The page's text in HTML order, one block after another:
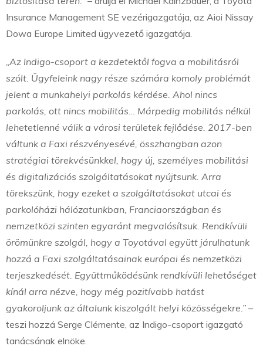
Insurance Management SE vezérigazgatója, az Aioi Nissay
Dowa Europe Limited ügyvezető igazgatója.
„Az Indigo-csoport a kezdetektől fogva a mobilitásról
szólt. Ügyfeleink nagy része számára komoly problémát
jelent a munkahelyi parkolás kérdése. Ahol nincs
parkolás, ott nincs mobilitás… Márpedig mobilitás nélkül
lehetetlenné válik a városi területek fejlődése. 2017-ben
váltunk a Faxi részvényesévé, összhangban azon
stratégiai törekvésünkkel, hogy új, személyes mobilitási
és digitalizációs szolgáltatásokat nyújtsunk. Arra
törekszünk, hogy ezeket a szolgáltatásokat utcai és
parkolóházi hálózatunkban, Franciaországban és
nemzetközi szinten egyaránt megvalósítsuk. Rendkívüli
örömünkre szolgál, hogy a Toyotával együtt járulhatunk
hozzá a Faxi szolgáltatásainak európai és nemzetközi
terjeszkedését. Együttműködésünk rendkívüli lehetőséget
kínál arra nézve, hogy még pozitívabb hatást
gyakoroljunk az általunk kiszolgált helyi közösségekre.” –
teszi hozzá Serge Clémente, az Indigo-csoport igazgató
tanácsának elnöke.